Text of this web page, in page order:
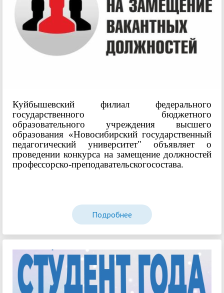
Куйбышевский филиал федерального
государственного бюджетного
образовательного учреждения высшего
образования «Новосибирский государственный
педагогический университет" объявляет о
проведении конкурса на замещение должностей
профессорско-преподавательскогосостава.
Подробнее